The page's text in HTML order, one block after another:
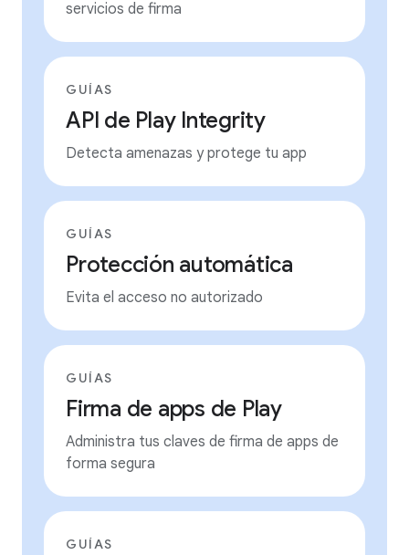
servicios de firma
GUÍAS
API de Play Integrity
Detecta amenazas y protege tu app
GUÍAS
Protección automática
Evita el acceso no autorizado
GUÍAS
Firma de apps de Play
Administra tus claves de firma de apps de
forma segura
GUÍAS